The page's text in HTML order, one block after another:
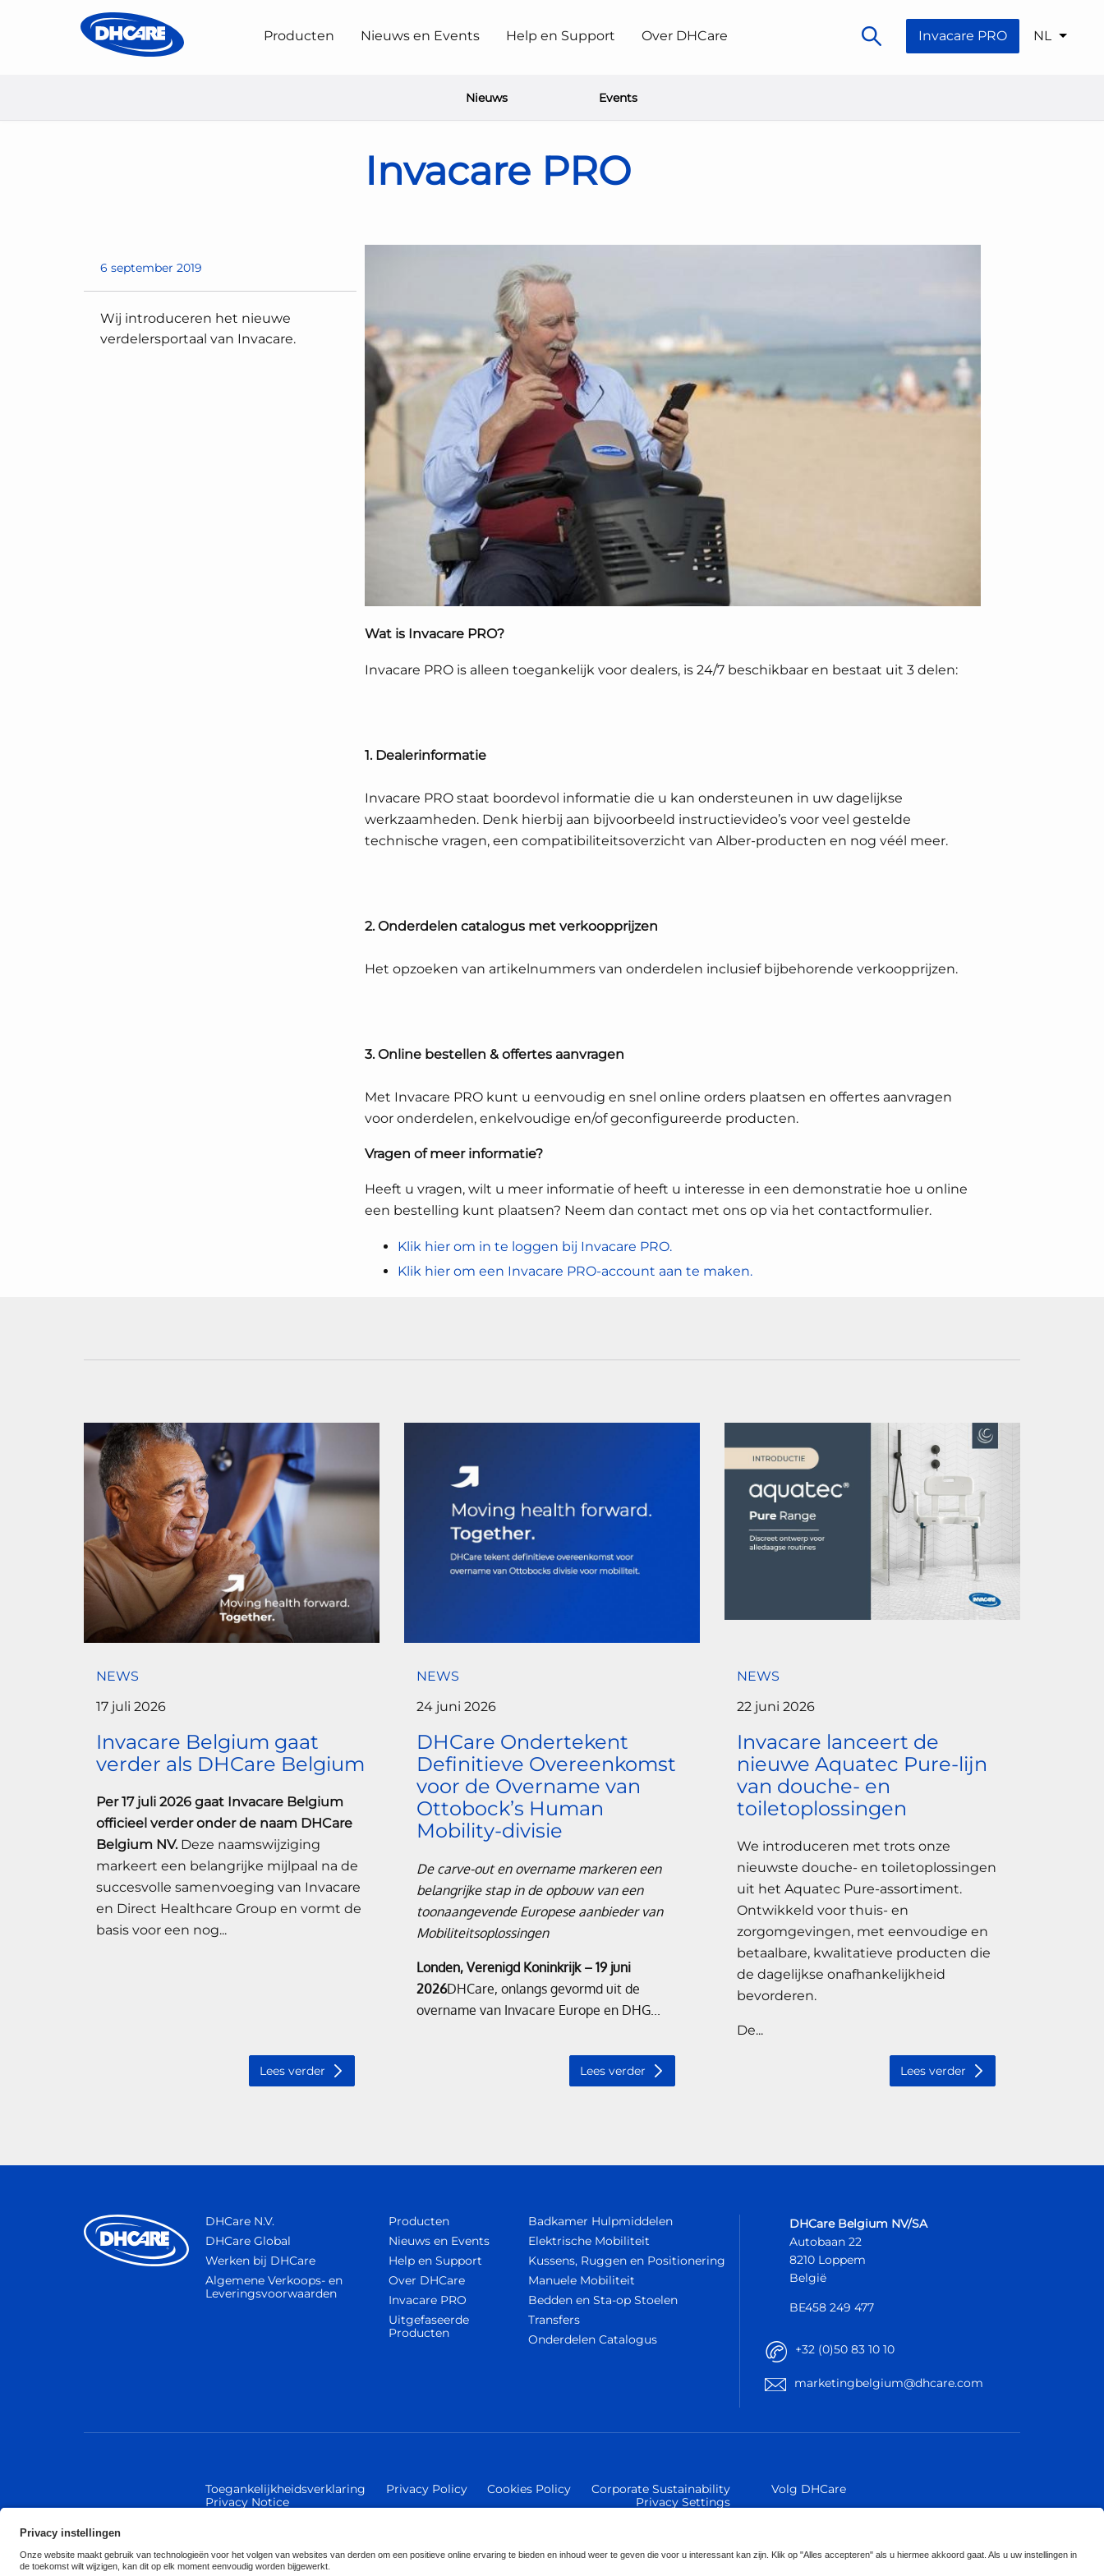
Producten Nieuws en Events
Nieuws Events
Help en Support Over DHCare NL
Invacare PRO
Invacare PRO
6 september 2019
Wij introduceren het nieuwe
verdelersportaal van Invacare.
Wat is Invacare PRO?
Invacare PRO is alleen toegankelijk voor dealers, is 24/7 beschikbaar en bestaat uit 3 delen:
1. Dealerinformatie
Invacare PRO staat boordevol informatie die u kan ondersteunen in uw dagelijkse
werkzaamheden. Denk hierbij aan bijvoorbeeld instructievideo’s voor veel gestelde
technische vragen, een compatibiliteitsoverzicht van Alber-producten en nog véél meer.
2. Onderdelen catalogus met verkoopprijzen
Het opzoeken van artikelnummers van onderdelen inclusief bijbehorende verkoopprijzen.
3. Online bestellen & offertes aanvragen
Met Invacare PRO kunt u eenvoudig en snel online orders plaatsen en offertes aanvragen
voor onderdelen, enkelvoudige en/of geconfigureerde producten.
Vragen of meer informatie?
Heeft u vragen, wilt u meer informatie of heeft u interesse in een demonstratie hoe u online
een bestelling kunt plaatsen? Neem dan contact met ons op via het contactformulier.
Klik hier om in te loggen bij Invacare PRO.
Klik hier om een Invacare PRO-account aan te maken.
NEWS
17 juli 2026
Invacare Belgium gaat
verder als DHCare Belgium
Per 17 juli 2026 gaat Invacare Belgium
officieel verder onder de naam DHCare
Belgium NV.Deze naamswijziging
markeert een belangrijke mijlpaal na de
succesvolle samenvoeging van Invacare
en Direct Healthcare Group en vormt de
basis voor een nog...
Lees verder
NEWS
24 juni 2026
DHCare Ondertekent
Definitieve Overeenkomst
voor de Overname van
Ottobock’s Human
Mobility-divisie
De carve-out en overname markeren een
belangrijke stap in de opbouw van een
toonaangevende Europese aanbieder van
Mobiliteitsoplossingen
Londen, Verenigd Koninkrijk – 19 juni
2026DHCare, onlangs gevormd uit de
overname van Invacare Europe en DHG...
Lees verder
NEWS
22 juni 2026
Invacare lanceert de
nieuwe Aquatec Pure-lijn
van douche- en
toiletoplossingen
We introduceren met trots onze
nieuwste douche- en toiletoplossingen
uit het Aquatec Pure-assortiment.
Ontwikkeld voor thuis- en
zorgomgevingen, met eenvoudige en
betaalbare, kwalitatieve producten die
de dagelijkse onafhankelijkheid
bevorderen.
De...
Lees verder
DHCare N.V.
DHCare Global
Werken bij DHCare
Algemene Verkoops- en
Leveringsvoorwaarden
Producten
Nieuws en Events
Help en Support
Over DHCare
Invacare PRO
Uitgefaseerde
Producten
Badkamer Hulpmiddelen
Elektrische Mobiliteit
Kussens, Ruggen en Positionering
Manuele Mobiliteit
Bedden en Sta-op Stoelen
Transfers
Onderdelen Catalogus
DHCare Belgium NV/SA
Autobaan 22
8210 Loppem
België
BE458 249 477
+32 (0)50 83 10 10
marketingbelgium@dhcare.com
Toegankelijkheidsverklaring Privacy Policy Cookies Policy
Corporate Sustainability
Privacy Notice
Privacy Settings
Volg DHCare
Volg Küschall